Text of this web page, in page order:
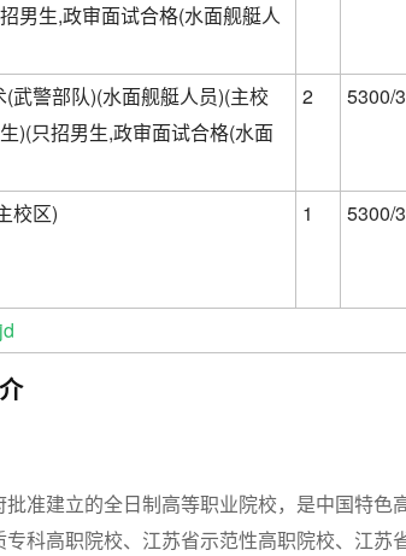
男生,政审面试合格(水面舰艇人
武警部队)(水面舰艇人员)(主校
)(只招男生,政审面试合格(水面
2 5300/3
校区) 1 5300/3
准建立的全日制高等职业院校，是中国特色
科高职院校、江苏省示范性高职院校、江苏